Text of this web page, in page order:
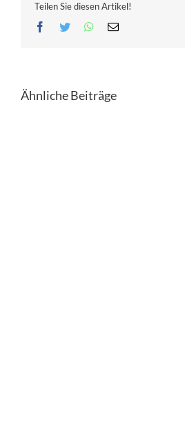
Teilen Sie diesen Artikel!
Facebook
Twitter WhatsApp
E-
Ähnliche Beiträge